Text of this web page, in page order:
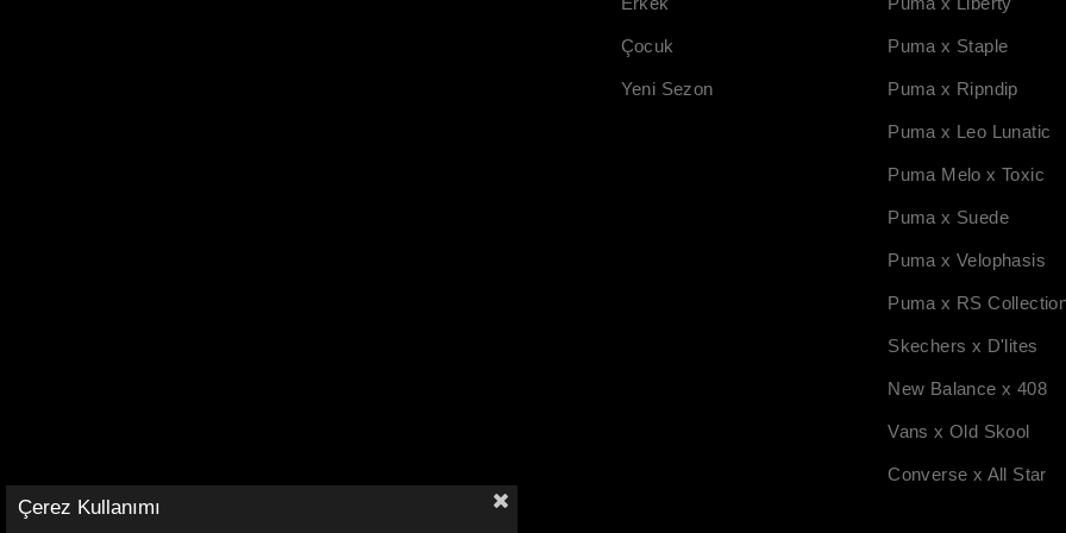
Çocuk
Yeni Sezon
Puma x Staple
Puma x Ripndip
Puma x Leo Lunatic
Puma Melo x Toxic
Puma x Suede
Puma x Velophasis
Puma x RS
Skechers x D'lites
New Balance x 408
Vans x Old Skool
Converse x All Star
Çerez Kullanımı